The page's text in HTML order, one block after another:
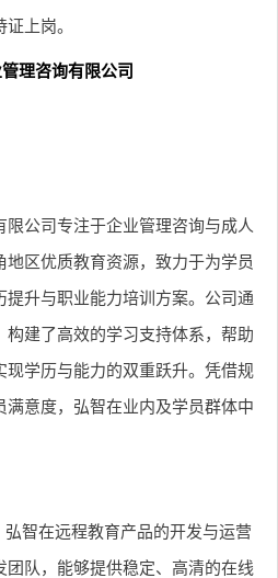
上岗。
理咨询有限公司
公司专注于企业管理咨询与成人
区优质教育资源，致力于为学员
升与职业能力培训方案。公司通
建了高效的学习支持体系，帮助
现学历与能力的双重跃升。凭借规
意度，弘智在业内及学员群体中
弘智在远程教育产品的开发与运营
团队，能够提供稳定、高清的在线